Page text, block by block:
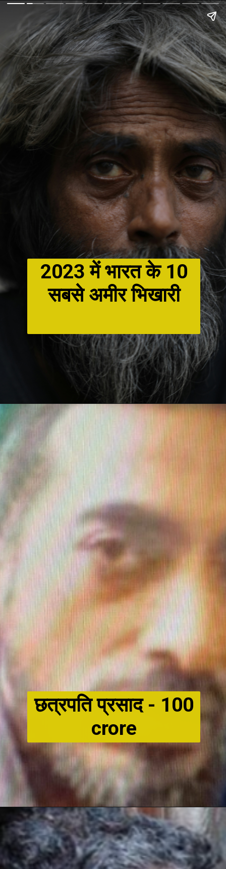
2023 में भारत के 10
सबसे अमीर भिखारी
छत्रपति प्रसाद - 100
crore